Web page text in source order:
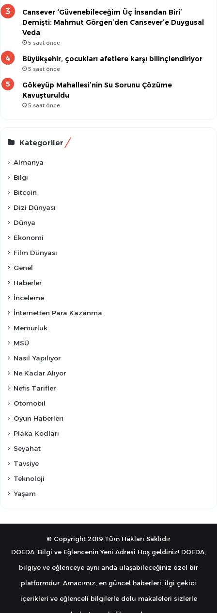
Cansever ‘Güvenebileceğim Üç İnsandan Biri’
Demişti: Mahmut Görgen’den Cansever’e Duygusal
Veda
5 saat önce
Büyükşehir, çocukları afetlere karşı bilinçlendiriyor
5 saat önce
Gökeyüp Mahallesi’nin Su Sorunu Çözüme
Kavuşturuldu
5 saat önce
Kategoriler
Almanya
Bilgi
Bitcoin
Dizi Dünyası
Dünya
Ekonomi
Film Dünyası
Genel
Haberler
İnceleme
İnternetten Para Kazanma
Memurluk
MSÜ
Nasıl Yapılıyor
Ne Kadar Alıyor
Nefis Tarifler
Otomobil
Oyun Haberleri
Plaka Kodları
Seyahat
Tavsiye
Teknoloji
Yaşam
© Copyright 2019,Tüm Hakları Saklıdır
DOEDA: Bilgi ve Eğlencenin Yeni Adresi Hoş geldiniz! DOEDA,
bilgiye ve eğlenceye aynı anda ulaşabileceğiniz özel bir
platformdur. Amacımız, en güncel haberleri, ilgi çekici
içerikleri ve eğlenceli bilgilerle dolu makaleleri sizlerle